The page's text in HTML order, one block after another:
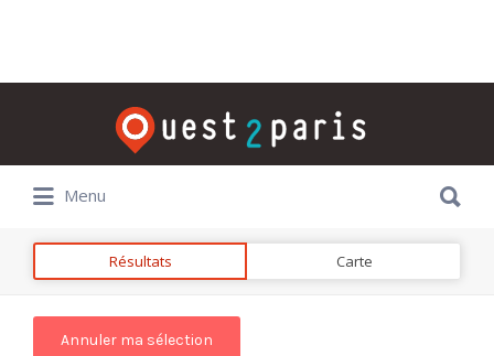
Rechercher:
Menu
Résultats Carte